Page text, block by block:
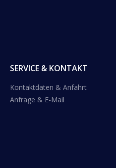
SERVICE & KONTAKT
Kontaktdaten & Anfahrt
Anfrage & E-Mail